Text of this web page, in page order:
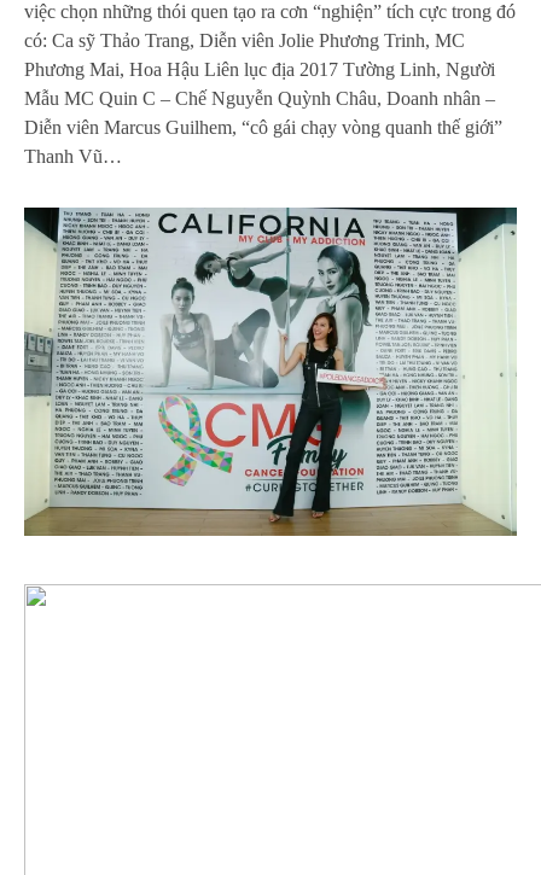
việc chọn những thói quen tạo ra cơn “nghiện” tích cực trong đó
có: Ca sỹ Thảo Trang, Diễn viên Jolie Phương Trinh, MC
Phương Mai, Hoa Hậu Liên lục địa 2017 Tường Linh, Người
Mẫu MC Quin C – Chế Nguyễn Quỳnh Châu, Doanh nhân –
Diễn viên Marcus Guilhem, “cô gái chạy vòng quanh thế giới”
Thanh Vũ…